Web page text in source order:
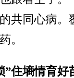
共同心病。
。
住墒情育好